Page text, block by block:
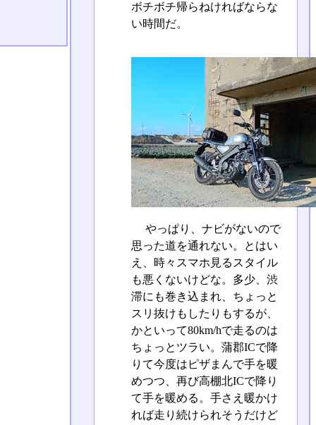
ボチボチ帰らねければならな
い時間だ。
やっぱり、ナビがないので
思った道を通れない。とはい
え、時々スマホ見るスタイル
も悪くないけどな。多少、渋
滞にも巻き込まれ、ちょっと
スリ抜けもしたりもするが、
かといって80km/hで走るのは
ちょっとツラい。蒲郡ICで降
りて今度はピザまんで手を暖
めつつ、再び高棚北ICで降り
て手を暖める。手さえ暖かけ
れば走り続けられそうだけど